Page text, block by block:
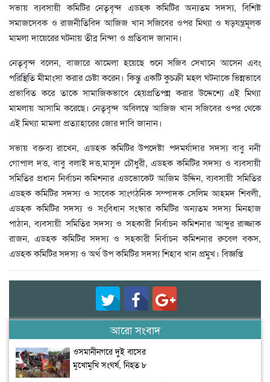
সভায় ব্যবসায়ী কমিটির নেতৃবৃন্দ এডহক কমিটির অন্যতম সদস্য, বিশিষ্ট
সমাজসেবক ও রাজনীতিবিদ আজিজ খান সজিবের ওপর মিথ্যা ও ষড়যন্ত্রমূলক
মামলা দায়েরের ঘটনায় তীব্র নিন্দা ও প্রতিবাদ জানান।
নেতৃবৃন্দ বলেন, বাজারে ঝামেলা হয়েছে শুনে সজিব সেখানে আসেন এবং
পরিস্থিতি মীমাংসা করার চেষ্টা করেন। কিন্তু একটি কুচক্রী মহল ঘটনাকে ভিন্নভাবে
প্রভাবিত করে তাকে সামাজিকভাবে হেয়প্রতিপন্ন করার উদ্দেশ্যে এই মিথ্যা
মামলায় আসামি করেছে। নেতৃবৃন্দ অবিলম্বে আজিজ খান সজিবের ওপর থেকে
এই মিথ্যা মামলা প্রত্যাহারের জোর দাবি জানান।
সভায় বক্তব্য রাখেন, এডহক কমিটির উপদেষ্টা পদমর্যাদার সদস্য বাবু ননী
গোপাল দত্ত, বাবু বলাই দত্ত,মাসুদ চৌধুরী, এডহক কমিটির সদস্য ও ব্যবসায়ী
সমিতির প্রধান নির্বাচন কমিশনার এডভোকেট আজিম উদ্দিন, ব্যবসায়ী সমিতির
এডহক কমিটির সদস্য ও সাবেক সাংগঠনিক সম্পাদক সেলিম আহমদ শিবলী,
এডহক কমিটির সদস্য ও সংবিধান সংস্কার কমিটির অন্যতম সদস্য মিনহাজ
পাঠান, ব্যবসায়ী সমিতির সদস্য ও সহকারী নির্বাচন কমিশনার আব্দুর রাজ্জাক
রাজন, এডহক কমিটির সদস্য ও সহকারী নির্বাচন কমিশনার রুবেল বকস,
এডহক কমিটির সদস্য ও অর্থ উপ কমিটির সদস্য শিহাব খান প্রমুখ। বিজ্ঞপ্তি
আরো সংবাদ
ওসমানীনগরে দুই বাসের
মুখোমুখি সংঘর্ষ, নিহত ৮